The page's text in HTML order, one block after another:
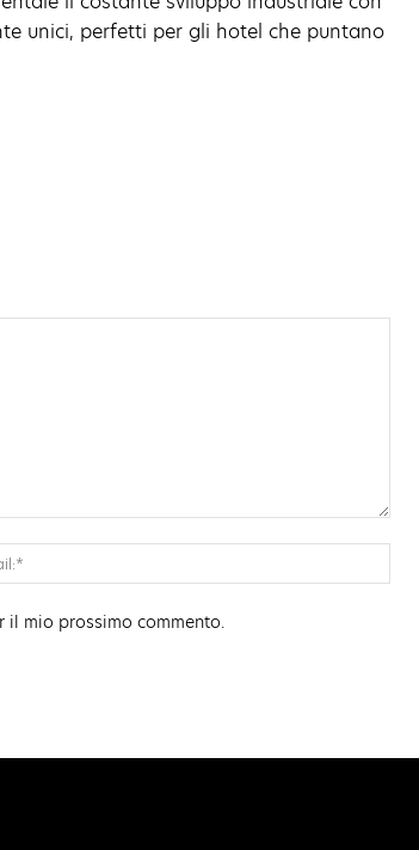
unici, perfetti per gli hotel che puntano
mio prossimo commento.